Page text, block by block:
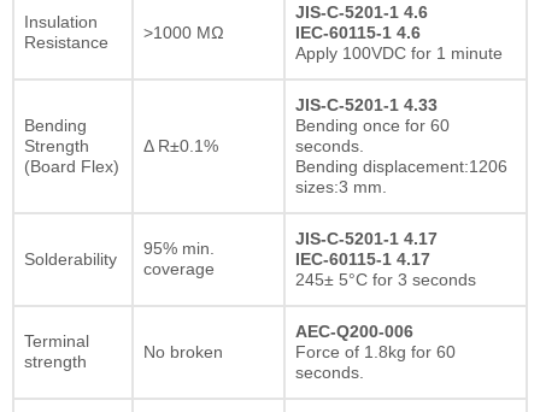
Insulation
Resistance
>1000 MΩ
JIS-C-5201-1 4.6
IEC-60115-1 4.6
Apply 100VDC for 1 minute
Bending
Strength
(Board Flex)
Δ R±0.1%
JIS-C-5201-1 4.33
Bending once for 60
seconds.
Bending displacement:1206
sizes:3 mm.
Solderability
95% min.
coverage
JIS-C-5201-1 4.17
IEC-60115-1 4.17
245± 5°C for 3 seconds
Terminal
strength
No broken
AEC-Q200-006
Force of 1.8kg for 60
seconds.